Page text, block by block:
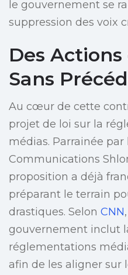
le gouvernement se
suppression des voix
Des
Sans
Au cœur de cette
projet de loi sur la
médias. Parrainée
Communications
proposition a déjà
préparant le terrain
drastiques. Selon CNN
gouvernement inclut
réglementations
afin de les aligner sur